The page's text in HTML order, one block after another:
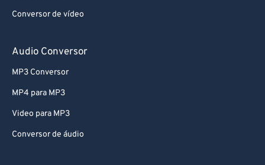
Conversor de vídeo
Audio Conversor
MP3 Conversor
MP4 para MP3
Video para MP3
Conversor de áudio